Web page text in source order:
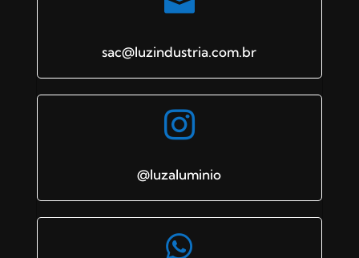
sac@luzindustria.com.br

@luzaluminio
